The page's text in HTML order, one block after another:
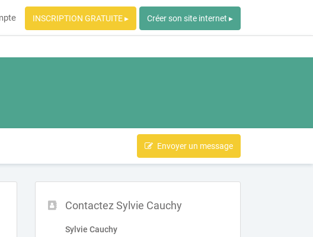
INSCRIPTION GRATUITE ▸ Créer son site internet ▸
Envoyer un message
Contactez Sylvie Cauchy
Sylvie Cauchy